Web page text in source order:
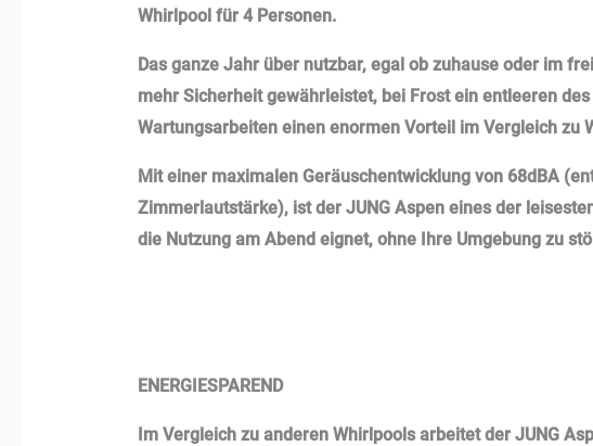
Whirlpool für 4 Personen.
Das ganze Jahr über nutzbar, egal ob zuhause oder im
mehr Sicherheit gewährleistet, bei Frost ein entleeren
Wartungsarbeiten einen enormen Vorteil im Vergleich
Mit einer maximalen Geräuschentwicklung von 68dBA
Zimmerlautstärke), ist der JUNG Aspen eines der
die Nutzung am Abend eignet, ohne Ihre Umgebung zu
ENERGIESPAREND
Im Vergleich zu anderen Whirlpools arbeitet der JUNG